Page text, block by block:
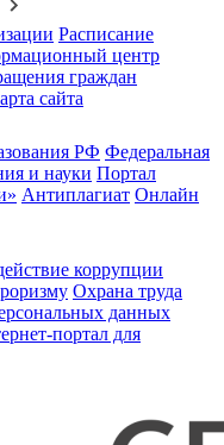
Расписание
центр
граждан
сайта
РФ Федеральная
и науки Портал
Антиплагиат Онлайн
коррупции
Охрана труда
данных
портал для